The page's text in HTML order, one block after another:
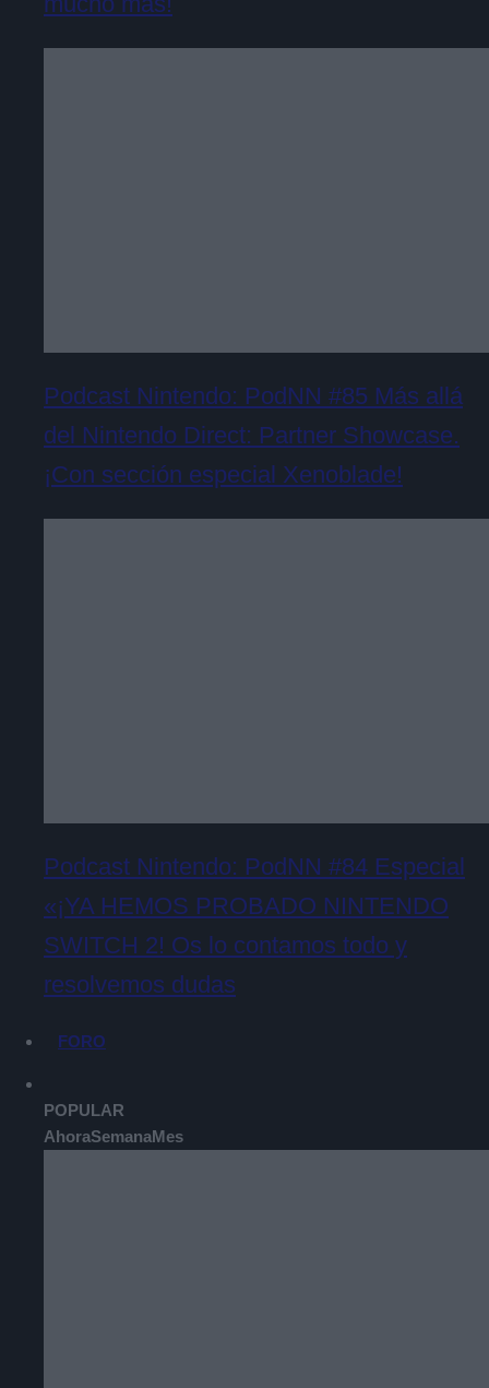
Podcast Nintendo: PodNN #85 Más allá
del Nintendo Direct: Partner Showcase.
¡Con sección especial Xenoblade!
Podcast Nintendo: PodNN #84 Especial
«¡YA HEMOS PROBADO NINTENDO
SWITCH 2! Os lo contamos todo y
resolvemos dudas
FORO
POPULAR
AhoraSemanaMes